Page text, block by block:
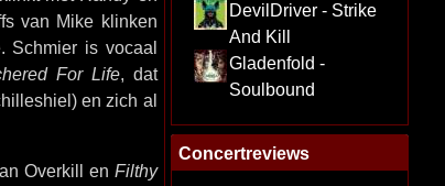
van Mike klinken
Schmier is vocaal
For Life, dat
en zich al
Overkill en Filthy
DevilDriver - Strike
And Kill
Gladenfold -
Soulbound
Concertreviews